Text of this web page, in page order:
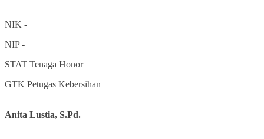
NIK -
NIP-
STAT Tenaga Honor
GTK Petugas Kebersihan
Anita Lustia, S.Pd.